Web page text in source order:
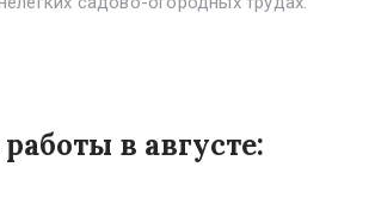
в августе: